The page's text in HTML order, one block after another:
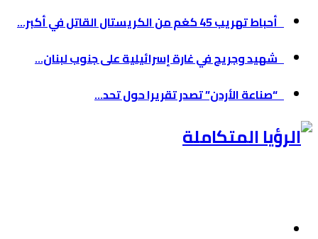
أحباط تهريب 45 كغم من الكريستال القاتل في أكبر...
شهيد وجريح في غارة إسرائيلية على جنوب لبنان...
“صناعة الأردن” تصدر تقريرا حول تحد...